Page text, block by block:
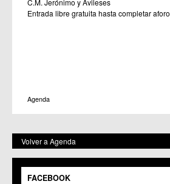
Entrada libre gratuita hasta completar aforo
Agenda
Volver a Agenda
FACEBOOK